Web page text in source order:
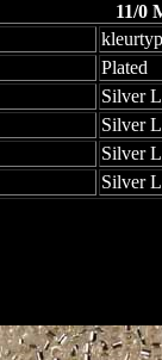
11/0
Plated
Silver
Silver
Silver
Silver